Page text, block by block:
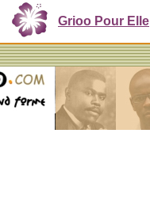
Grioo Pour Elle